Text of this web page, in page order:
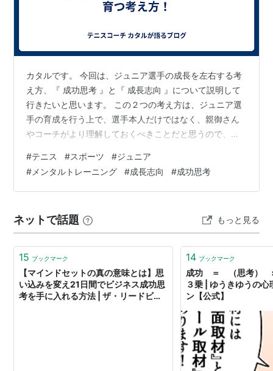
カタルです。 今回は、ジュニア選手の成長を左右する考
え方、『 成功思考 』と『 成長志向 』について説明して
行きたいと思います。 この２つの考え方は、ジュニア選
手の育成を行う上で、選手本人だけではなく、親御さん
やコーチがより理解しておくべきことだと思うので、是
考 』！ ❏ 先を見据えた取り組みを求める『 成長思考 』
… ❏ 明暗を分ける『 成功思考 』と『 成長思考 』！ ❏
まとめ ❏ 先に結果を求める『 成功思考 』！ それでは初
明したいと思います。 『 成功志向 』 ▽『 成功志…
#テニス #スポーツ #ジュニア
# メンタルトレーニング #成長志向 #成功思考
ネットで話題 もっと見る
15 ブックマーク
【マインドセットの真の意味とは】思
い込みを変え21日間でビジネス成功思
考を手に入れる方法 | ザ・リードビジ
14 ブックマーク
成功 ＝ （思考）
３乗 | ゆうきゆうの
ン【公式】